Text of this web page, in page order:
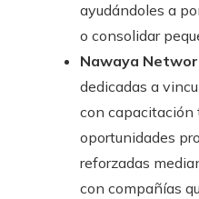
ayudándoles a
o consolidar
Nawaya
dedicadas a
con capacitación
oportunidades
reforzadas
con compañías